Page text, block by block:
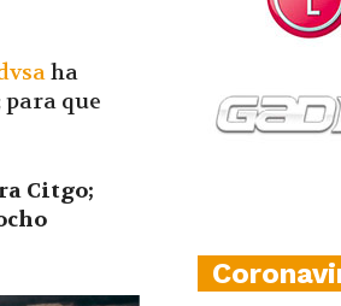
ha
que
Citgo;